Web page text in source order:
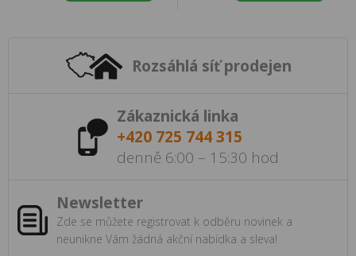
Rozsáhlá síť prodejen
Zákaznická linka
+420 725 744 315
denně 6:00 – 15:30 hod
Newsletter
Zde se můžete registrovat k odběru novinek a
neunikne Vám žádná akční nabídka a sleva!